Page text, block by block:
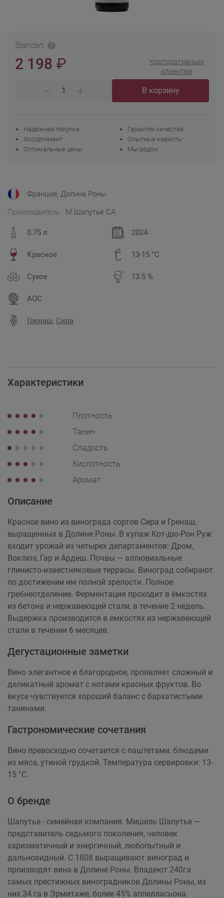
Франция, Долина Роны
Производитель : М.Шапутье СА
0.75 л 2024
Красное 13-15 °C
Сухое 13.5 %
AOC
Гренаш, Сира
Standart
2 198 ₽
Корпоративным
клиентам
В корзину
Надежная покупка
Гарантия качества
Ассортимент
Опытные кависты
Оптимальные цены
Мы рядом
Характеристики
Плотность
Танин
Сладость
Кислотность
Аромат
Описание
Красное вино из винограда сортов Сира и Гренаш,
выращенных в Долине Роны. В купаж Кот-дю-Рон Руж
входит урожай из четырех департаментов: Дром,
Воклюз, Гар и Ардеш. Почвы — аллювиальные
глинисто-известняковые террасы. Виноград собирают
по достижении им полной зрелости. Полное
гребнеотделение. Ферментация проходит в ёмкостях
из бетона и нержавеющей стали, в течение 2 недель.
Выдержка производится в емкостях из нержавеющей
стали в течении 6 месяцев.
Дегустационные заметки
Вино элегантное и благородное, проявляет сложный и
деликатный аромат с нотами красных фруктов. Во
вкусе чувствуется хороший баланс с бархатистыми
танинами.
Гастрономические сочетания
Вино превосходно сочетается с паштетами, блюдами
из мяса, утиной грудкой. Температура сервировки: 13-
15 °С.
О бренде
Шапутье - семейная компания. Мишель Шапутье —
представитель седьмого поколения, человек
харизматичный и энергичный, любопытный и
дальновидный. C 1808 выращивают виноград и
производят вина в Долине Роны. Владеют 240га
самых престижных виноградников Долины Роны, из
них 34 га в Эрмитаже, более 45% аппелласьона.